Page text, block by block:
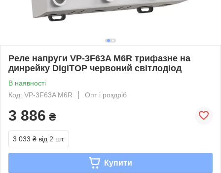
Реле напруги VP-3F63A M6R трифазне на
динрейку DigiTOP червоний світлодіод
В наявності
Код: VP-3F63A M6R
Опт і роздріб
3 886 ₴
3 033 ₴ від 2 шт.
Купити